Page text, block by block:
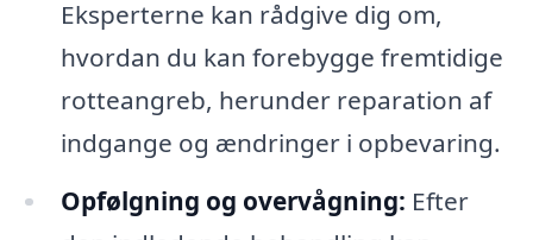
Eksperterne kan rådgive dig om,
hvordan du kan forebygge fremtidige
rotteangreb, herunder reparation af
indgange og ændringer i opbevaring.
Opfølgning og overvågning: Efter